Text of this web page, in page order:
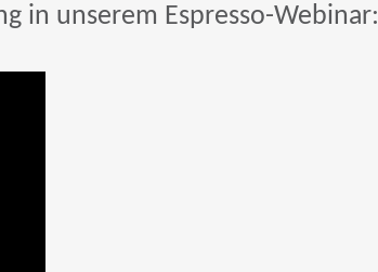
in unserem Espresso-Webinar: